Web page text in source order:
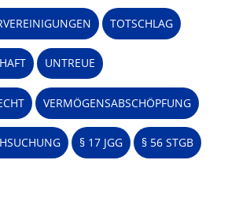
TOTSCHLAG
UNTREUE
VERMÖGENSABSCHÖPFUNG
§ 17 JGG § 56 STGB